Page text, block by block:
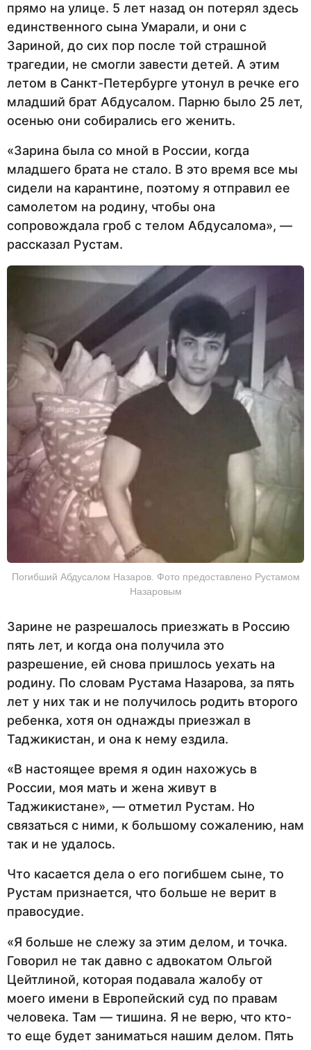
прямо на улице. 5 лет назад он потерял здесь
единственного сына Умарали, и они с
Зариной, до сих пор после той страшной
трагедии, не смогли завести детей. А этим
летом в Санкт-Петербурге утонул в речке его
младший брат Абдусалом. Парню было 25 лет,
осенью они собирались его женить.
«Зарина была со мной в России, когда
младшего брата не стало. В это время все мы
сидели на карантине, поэтому я отправил ее
самолетом на родину, чтобы она
сопровождала гроб с телом Абдусалома», —
рассказал Рустам.
Погибший Абдусалом Назаров. Фото предоставлено Рустамом
Назаровым
Зарине не разрешалось приезжать в Россию
пять лет, и когда она получила это
разрешение, ей снова пришлось уехать на
родину. По словам Рустама Назарова, за пять
лет у них так и не получилось родить второго
ребенка, хотя он однажды приезжал в
Таджикистан, и она к нему ездила.
«В настоящее время я один нахожусь в
России, моя мать и жена живут в
Таджикистане», — отметил Рустам. Но
связаться с ними, к большому сожалению, нам
так и не удалось.
Что касается дела о его погибшем сыне, то
Рустам признается, что больше не верит в
правосудие.
«Я больше не слежу за этим делом, и точка.
Говорил не так давно с адвокатом Ольгой
Цейтлиной, которая подавала жалобу от
моего имени в Европейский суд по правам
человека. Там — тишина. Я не верю, что кто-
то еще будет заниматься нашим делом. Пять